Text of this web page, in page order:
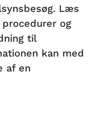
Læs
og
til
kan med
af en